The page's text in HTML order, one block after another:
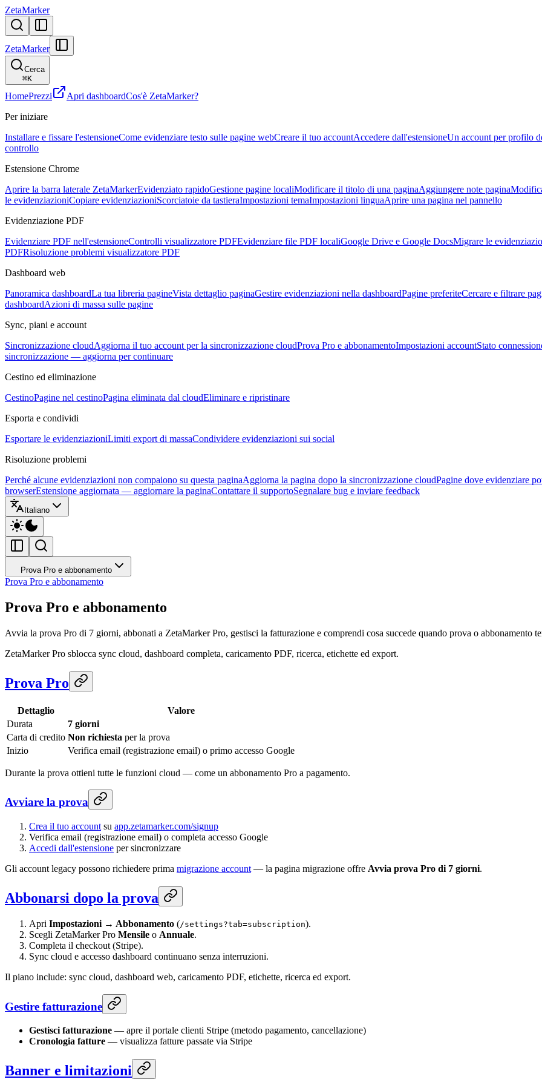
ZetaMarker
ZetaMarker
Cerca
⌘K
HomePrezzi Apri dashboardCos'è ZetaMarker?
Per iniziare
Installare e fissare l'estensioneCome evidenziare testo sulle pagine webCreare il tuo accountAccedere dall'estensioneUn account per profilo
controllo
Estensione Chrome
Aprire la barra laterale ZetaMarkerEvidenziato rapidoGestione pagine localiModificare il titolo di una paginaAggiungere note pagina
le evidenziazioniCopiare evidenziazioniScorciatoie da tastieraImpostazioni temaImpostazioni linguaAprire una pagina nel pannello
Evidenziazione PDF
Evidenziare PDF nell'estensioneControlli visualizzatore PDFEvidenziare file PDF localiGoogle Drive e Google DocsMigrare le
PDFRisoluzione problemi visualizzatore PDF
Dashboard web
Panoramica dashboardLa tua libreria pagineVista dettaglio paginaGestire evidenziazioni nella dashboardPagine preferiteCercare e filtrare
dashboardAzioni di massa sulle pagine
Sync, piani e account
Sincronizzazione cloudAggiorna il tuo account per la sincronizzazione cloudProva Pro e abbonamentoImpostazioni accountStato
sincronizzazione — aggiorna per continuare
Cestino ed eliminazione
CestinoPagine nel cestinoPagina eliminata dal cloudEliminare e ripristinare
Esporta e condividi
Esportare le evidenziazioniLimiti export di massaCondividere evidenziazioni sui social
Risoluzione problemi
Perché alcune evidenziazioni non compaiono su questa paginaAggiorna la pagina dopo la sincronizzazione cloudPagine dove evidenziare
browserEstensione aggiornata — aggiornare la paginaContattare il supportoSegnalare bug e inviare feedback
Italiano
Prova Pro e abbonamento
Prova Pro e abbonamento
Prova Pro e abbonamento
Avvia la prova Pro di 7 giorni, abbonati a ZetaMarker Pro, gestisci la fatturazione e comprendi cosa succede quando prova o abbonamento
ZetaMarker Pro sblocca sync cloud, dashboard completa, caricamento PDF, ricerca, etichette ed export.
Prova Pro
Dettaglio
Valore
Durata
7 giorni
Carta di credito Non richiesta per la prova
Inizio
Verifica email (registrazione email) o primo accesso Google
Durante la prova ottieni tutte le funzioni cloud — come un abbonamento Pro a pagamento.
Avviare la prova
Crea il tuo account su app.zetamarker.com/signup
Verifica email (registrazione email) o completa accesso Google
Accedi dall'estensione per sincronizzare
Gli account legacy possono richiedere prima migrazione account — la pagina migrazione offre Avvia prova Pro di 7 giorni.
Abbonarsi dopo la prova
Apri Impostazioni → Abbonamento (/settings?tab=subscription).
Scegli ZetaMarker Pro Mensile o Annuale.
Completa il checkout (Stripe).
Sync cloud e accesso dashboard continuano senza interruzioni.
Il piano include: sync cloud, dashboard web, caricamento PDF, etichette, ricerca ed export.
Gestire fatturazione
Gestisci fatturazione — apre il portale clienti Stripe (metodo pagamento, cancellazione)
Cronologia fatture — visualizza fatture passate via Stripe
Banner e limitazioni